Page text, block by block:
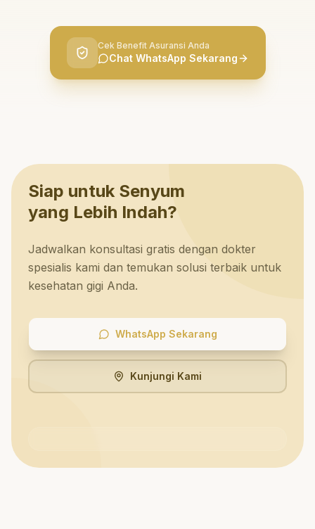
Cek Benefit Asuransi Anda
Chat WhatsApp Sekarang
Siap untuk Senyum
yang Lebih Indah?
Jadwalkan konsultasi gratis dengan dokter
spesialis kami dan temukan solusi terbaik untuk
kesehatan gigi Anda.
WhatsApp Sekarang
Kunjungi Kami